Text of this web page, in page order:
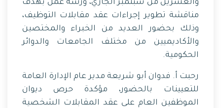
والعشرين من سبتمبر الجاري، ورشة عمل بهدف
مناقشة تطوير إجراءات عقد مقابلات التوظيف،
وذلك بحضور العديد من الخبراء والمختصين
والأكاديميين من مختلف الجامعات والدوائر
الحكومية.
رحبت أ. فدوان أبو شريعة مدير عام الإدارة العامة
للتعيينات بالحضور، مؤكدة حرص ديوان
الموظفين العام على عقد المقابلات الشخصية